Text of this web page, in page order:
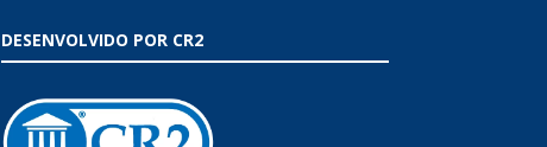
DESENVOLVIDO POR CR2